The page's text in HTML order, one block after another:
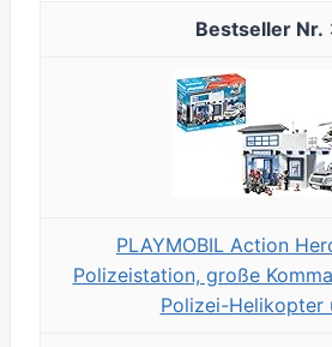
PLAYMOBIL Action
Polizeistation, große
Polizei-Helikopter